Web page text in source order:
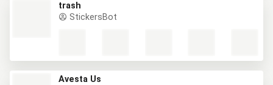
trash
StickersBot
Avesta Us